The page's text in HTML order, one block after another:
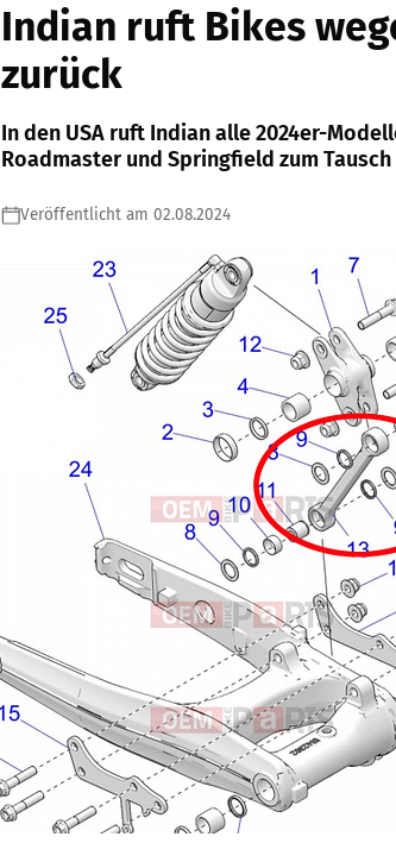
Indian ruft Bikes
zurück
In den USA ruft Indian alle 2024er-
Roadmaster und Springfield zum
Veröffentlicht am 02.08.2024